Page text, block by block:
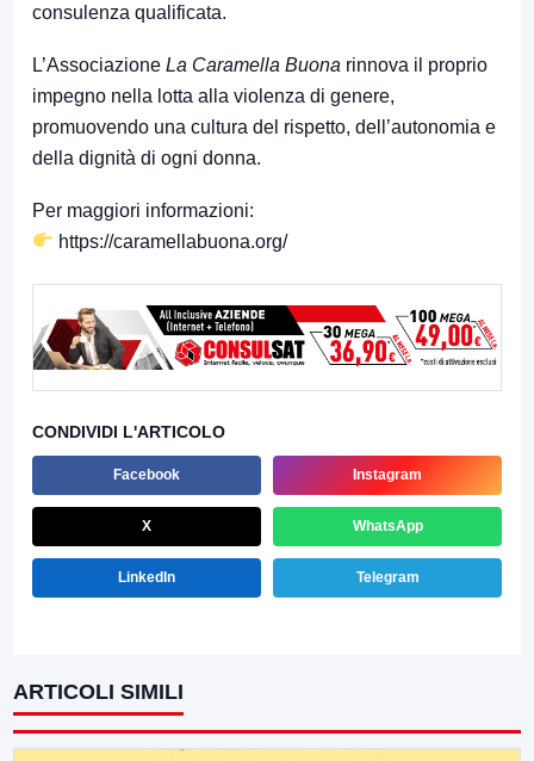
consulenza qualificata.
L’Associazione La Caramella Buona rinnova il proprio
impegno nella lotta alla violenza di genere,
promuovendo una cultura del rispetto, dell’autonomia e
della dignità di ogni donna.
Per maggiori informazioni:
https://caramellabuona.org/
CONDIVIDI L'ARTICOLO
Facebook Instagram
X WhatsApp
LinkedIn Telegram
ARTICOLI SIMILI